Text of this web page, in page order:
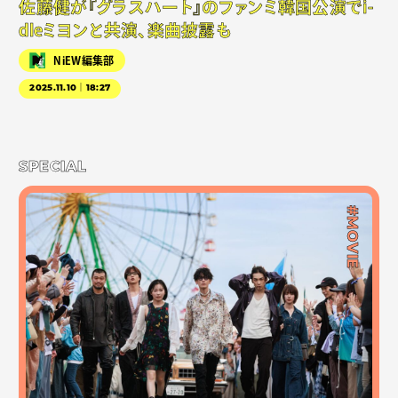
佐藤健が『グラスハート』のファンミ韓国公演でi-
dleミヨンと共演、楽曲披露も
NiEW編集部
2025.11.10｜18:27
SPECIAL
#MOVIE